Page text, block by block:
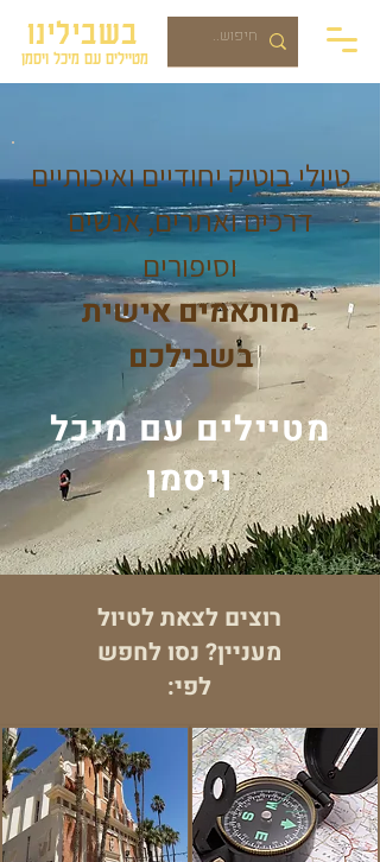
בשבילינו
מטיילים עם מיכל ויסמן
טיולי בוטיק יחודיים ואיכותיים
דרכים ואתרים, אנשים
וסיפורים
מותאמים אישית
בשבילכם
מטיילים עם מיכל
ויסמן
רוצים לצאת לטיול
מעניין? נסו לחפש
לפי: